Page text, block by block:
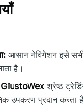
आसान नेविगेशन इसे सभी
है।
GiustoWexश्रेष्ठ
उपकरण प्रदान करता